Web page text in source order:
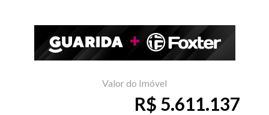
Valor do Imóvel
R$ 5.611.137